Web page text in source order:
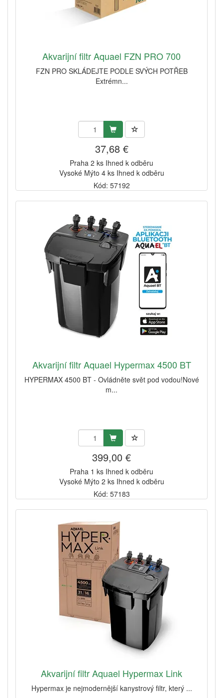
Akvarijní filtr Aquael FZN PRO 700
FZN PRO SKLÁDEJTE PODLE SVÝCH POTŘEB
Extrémn...
37,68 €
Praha 2 ks Ihned k odběru
Vysoké Mýto 4 ks Ihned k odběru
Kód: 57192
Akvarijní filtr Aquael Hypermax 4500 BT
HYPERMAX 4500 BT - Ovládněte svět pod vodou!Nové
m...
399,00 €
Praha 1 ks Ihned k odběru
Vysoké Mýto 2 ks Ihned k odběru
Kód: 57183
Akvarijní filtr Aquael Hypermax Link
Hypermax je nejmodernější kanystrový filtr, který ...